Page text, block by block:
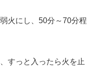
火にし、50分～70分程
すっと入ったら火を止